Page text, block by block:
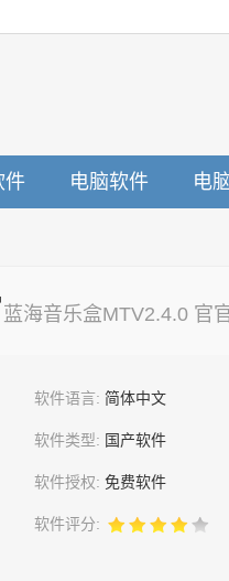
件 电脑软件 电
蓝海音乐盒MTV2.4.0 官
软件语言: 简体中文
软件类型: 国产软件
软件授权: 免费软件
软件评分: